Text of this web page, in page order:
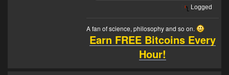
Logged
A fan of science, philosophy and so on.
Earn FREE Bitcoins Every
Hour!